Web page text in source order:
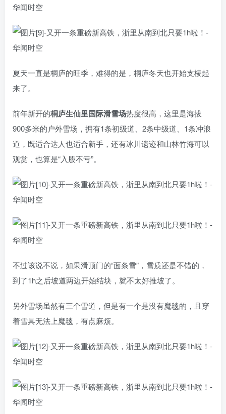
夏天一直是桐庐的旺季，难得的是，桐庐冬天也开始支棱起
来了。
前年新开的桐庐生仙里国际滑雪场热度很高，这里是海拔
900多米的户外雪场，拥有1条初级道、2条中级道、1条冲浪
道，既适合达人也适合新手，还有冰川遗迹和山林竹海可以
观赏，也算是“入股不亏”。
不过该说不说，如果滑顶门的“面条雪”，雪质还是不错的，
到了1h之后坡道两边开始结块，就不太好推坡了。
另外雪场虽然有三个雪道，但是有一个是没有魔毯的，且穿
着雪具无法上魔毯，有点麻烦。